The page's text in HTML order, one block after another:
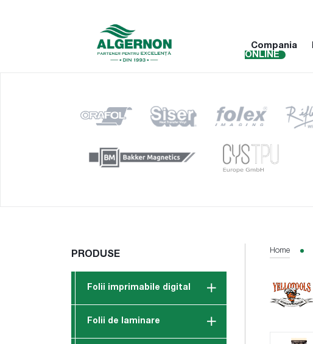
Compania
ONLINE
PRODUSE
Folii imprimabile digital
Folii de laminare
Home